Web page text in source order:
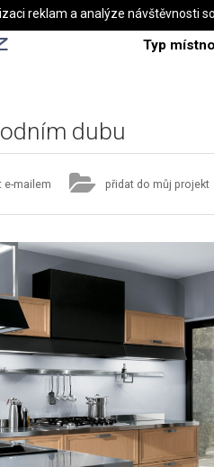
Typ
dubu
e-mailem přidat do můj projekt
reklam a analýze návštěvnosti